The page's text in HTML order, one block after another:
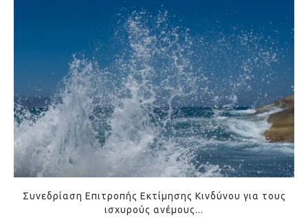
Συνεδρίαση Επιτροπής Εκτίμησης Κινδύνου για τους
ισχυρούς ανέμους...